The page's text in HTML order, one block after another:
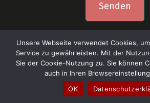
Senden
Copyright © poket all right
Unsere Webseite verwendet Cookies,
Service zu gewährleisten. Mit der
Sie der Cookie-Nutzung zu. Sie können
auch in Ihren
OK